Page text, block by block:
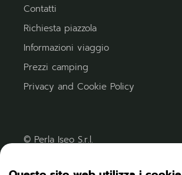
Contatti
Richiesta piazzola
Informazioni viaggio
Prezzi camping
Privacy and Cookie Policy
© Perla Iseo S.r.l.
Numero REA: BS-309732